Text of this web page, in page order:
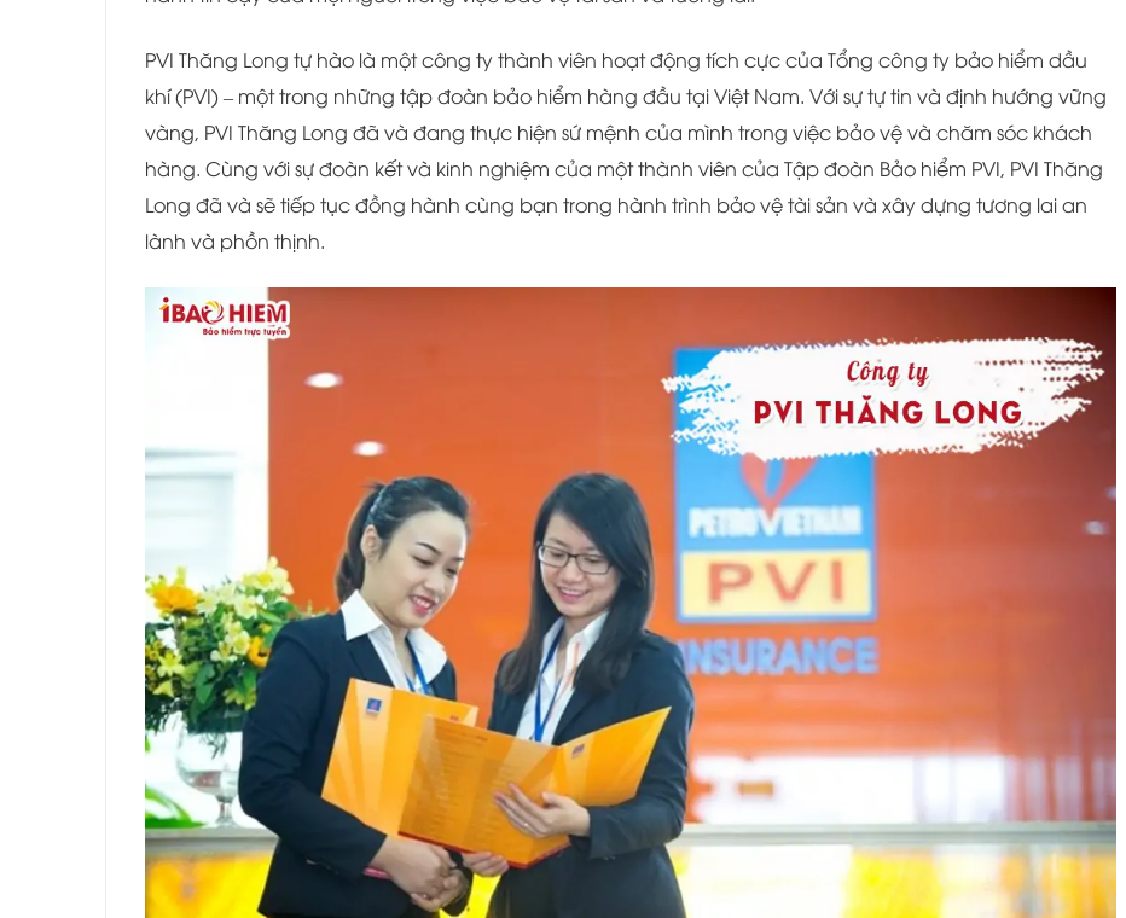
PVI Thăng Long tự hào là một công ty thành viên hoạt động tích cực của Tổng công ty bảo hiểm dầu
khí (PVI) – một trong những tập đoàn bảo hiểm hàng đầu tại Việt Nam. Với sự tự tin và định hướng vững
vàng, PVI Thăng Long đã và đang thực hiện sứ mệnh của mình trong việc bảo vệ và chăm sóc khách
hàng. Cùng với sự đoàn kết và kinh nghiệm của một thành viên của Tập đoàn Bảo hiểm PVI, PVI Thăng
Long đã và sẽ tiếp tục đồng hành cùng bạn trong hành trình bảo vệ tài sản và xây dựng tương lai an
lành và phồn thịnh.